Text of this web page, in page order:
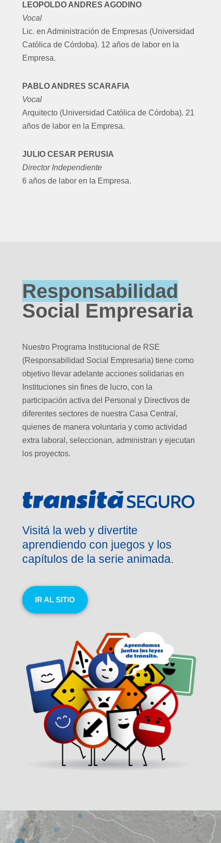
LEOPOLDO ANDRES AGODINO
Vocal
Lic. en Administración de Empresas (Universidad
Católica de Córdoba). 12 años de labor en la
Empresa.
PABLO ANDRES SCARAFIA
Vocal
Arquitecto (Universidad Católica de Córdoba). 21
años de labor en la Empresa.
JULIO CESAR PERUSIA
Director Independiente
6 años de labor en la Empresa.
Responsabilidad
Social Empresaria
Nuestro Programa Institucional de RSE
(Responsabilidad Social Empresaria) tiene como
objetivo llevar adelante acciones solidarias en
Instituciones sin fines de lucro, con la
participación activa del Personal y Directivos de
diferentes sectores de nuestra Casa Central,
quienes de manera voluntaria y como actividad
extra laboral, seleccionan, administran y ejecutan
los proyectos.
Visitá la web y divertite
aprendiendo con juegos y los
capítulos de la serie animada.
IR AL SITIO